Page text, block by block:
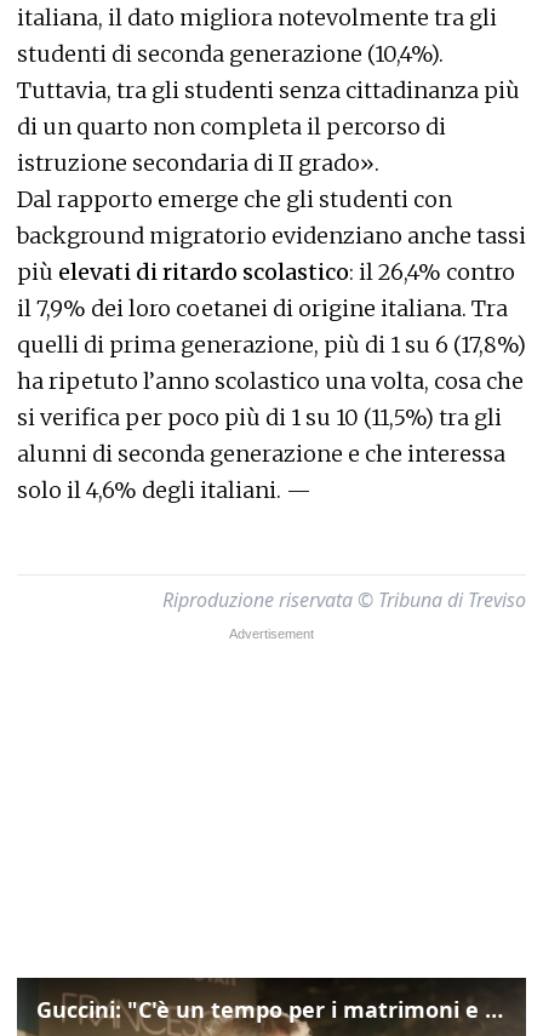
italiana, il dato migliora notevolmente tra gli
studenti di seconda generazione (10,4%).
Tuttavia, tra gli studenti senza cittadinanza più
di un quarto non completa il percorso di
istruzione secondaria di II grado».
Dal rapporto emerge che gli studenti con
background migratorio evidenziano anche tassi
più elevati di ritardo scolastico: il 26,4% contro
il 7,9% dei loro coetanei di origine italiana. Tra
quelli di prima generazione, più di 1 su 6 (17,8%)
ha ripetuto l’anno scolastico una volta, cosa che
si verifica per poco più di 1 su 10 (11,5%) tra gli
alunni di seconda generazione e che interessa
solo il 4,6% degli italiani. —
Riproduzione riservata © Tribuna di Treviso
Guccini: "C'è un tempo per i matrimoni e un tempo per i funerali"